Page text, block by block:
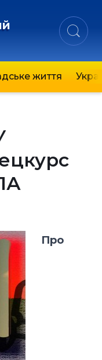
життя
Про